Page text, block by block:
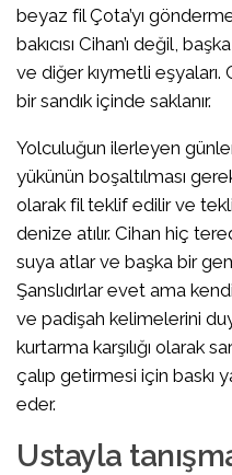
beyaz fil Çota’yı
bakıcısı Cihan’ı değil,
ve diğer kıymetli
bir sandık içinde saklanır.
Yolculuğun ilerleyen
yükünün boşaltılması
olarak fil teklif edilir ve
denize atılır. Cihan hiç
suya atlar ve başka bir
Şanslıdırlar evet ama
ve padişah kelimelerini
kurtarma karşılığı olarak
çalıp getirmesi için baskı
eder.
Ustayla